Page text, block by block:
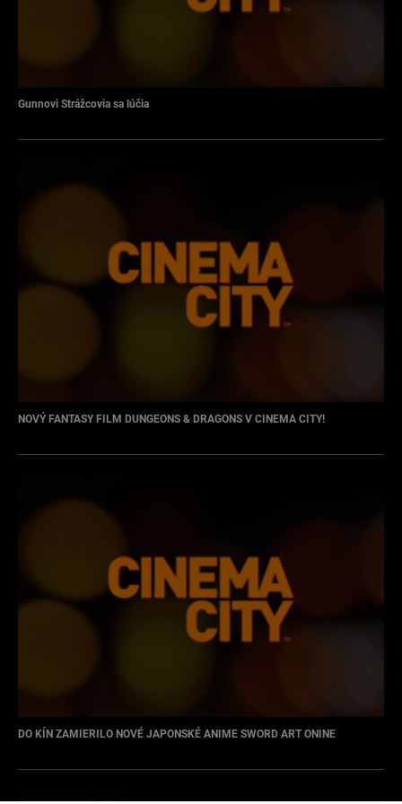
Gunnovi Strážcovia sa lúčia
NOVÝ FANTASY FILM DUNGEONS & DRAGONS V CINEMA CITY!
DO KÍN ZAMIERILO NOVÉ JAPONSKÉ ANIME SWORD ART ONINE